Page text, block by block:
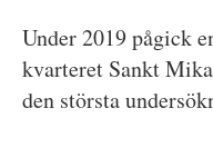
Under 2019 pågick
kvarteret Sankt
den största